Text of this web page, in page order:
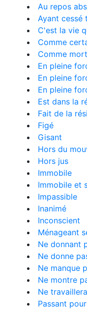
Au repos
Ayant
C'est la vie
Comme
Comme mort
En pleine
En pleine
En pleine
Est dans la
Fait de la
Figé
Gisant
Hors du
Hors jus
Immobile
Immobile et
Impassible
Inanimé
Inconscient
Ménageant
Ne donnant
Ne donne
Ne manque
Ne montre
Ne
Passant